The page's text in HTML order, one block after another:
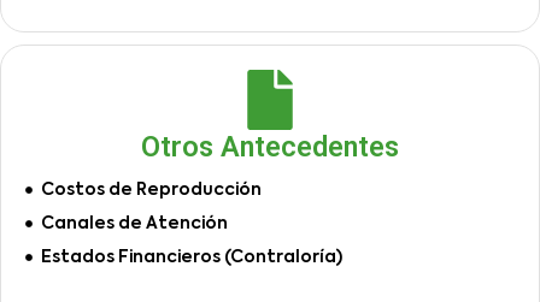
Otros Antecedentes
Costos de Reproducción
Canales de Atención
Estados Financieros (Contraloría)